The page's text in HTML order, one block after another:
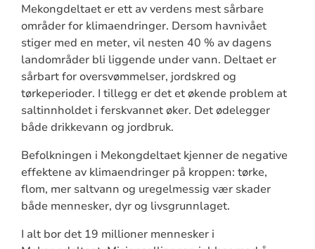
Mekongdeltaet er ett av verdens mest sårbare
områder for klimaendringer. Dersom havnivået
stiger med en meter, vil nesten 40 % av dagens
landområder bli liggende under vann. Deltaet er
sårbart for oversvømmelser, jordskred og
tørkeperioder. I tillegg er det et økende problem at
saltinnholdet i ferskvannet øker. Det ødelegger
både drikkevann og jordbruk.
Befolkningen i Mekongdeltaet kjenner de negative
effektene av klimaendringer på kroppen: tørke,
flom, mer saltvann og uregelmessig vær skader
både mennesker, dyr og livsgrunnlaget.
I alt bor det 19 millioner mennesker i